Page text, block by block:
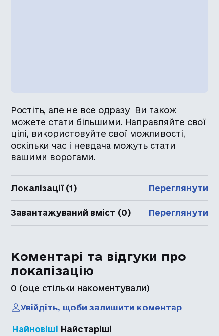
Ростіть, але не все одразу! Ви також
можете стати більшими. Направляйте свої
цілі, використовуйте свої можливості,
оскільки час і невдача можуть стати
вашими ворогами.
Локалізації (1) Переглянути
Завантажуваний вміст (0) Переглянути
Коментарі та відгуки про
локалізацію
0 (оце стільки накоментували)
Увійдіть, щоби залишити коментар
Найновіші Найстаріші